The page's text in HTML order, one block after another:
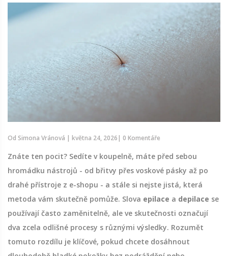
Od Simona Vránová | května 24, 2026| 0 Komentáře
Znáte ten pocit? Sedíte v koupelně, máte před sebou
hromádku nástrojů - od břitvy přes voskové pásky až po
drahé přístroje z e-shopu - a stále si nejste jistá, která
metoda vám skutečně pomůže. Slova epilace a depilace se
používají často zaměnitelně, ale ve skutečnosti označují
dva zcela odlišné procesy s různými výsledky. Rozumět
tomuto rozdílu je klíčové, pokud chcete dosáhnout